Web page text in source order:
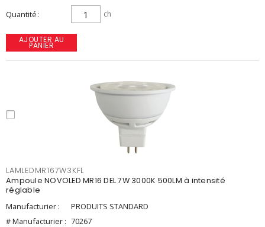
Quantité ch
AJOUTER AU
PANIER
LAMLEDMR167W3KFL
Ampoule NOVOLED MR16 DEL 7W 3000K 500LM à intensité
réglable
Manufacturier :
PRODUITS STANDARD
# Manufacturier : 70267